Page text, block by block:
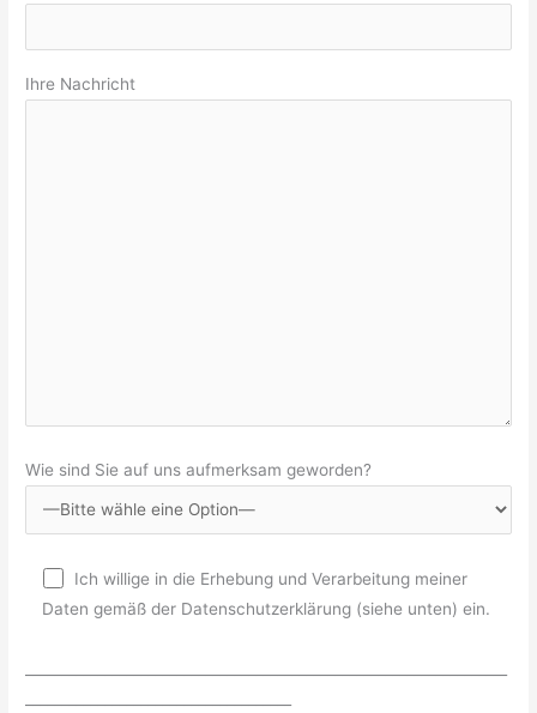
Ihre Nachricht
Wie sind Sie auf uns aufmerksam geworden?
Ich willige in die Erhebung und Verarbeitung meiner
Daten gemäß der Datenschutzerklärung (siehe unten) ein.